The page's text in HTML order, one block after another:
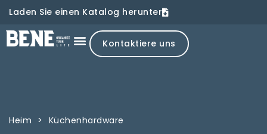
Laden Sie einen Katalog herunter
Kontaktiere uns
Heim > Küchenhardware